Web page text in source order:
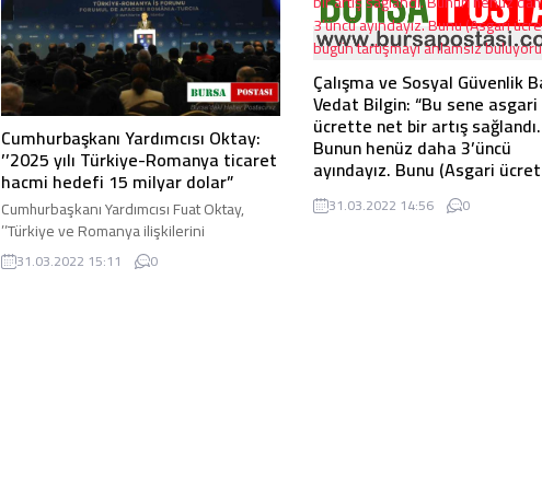
Cumhurbaşkanı Yardımcısı Oktay:
’’2025 yılı Türkiye-Romanya ticaret
hacmi hedefi 15 milyar dolar”
Cumhurbaşkanı Yardımcısı Fuat Oktay,
’’Türkiye ve Romanya ilişkilerini
potansiyeline uygun seviyelere çıkarmayı
hedefliyoruz. 2025 yılı ticaret ...
31.03.2022 15:11 0
Çalışma ve Sosyal Güvenlik
Vedat Bilgin: “Bu sene asgari
ücrette net bir artış sağlandı.
Bunun henüz daha 3’üncü
ayındayız. Bunu (Asgari
bugün tartışmayı anlamsız
buluyorum.”
31.03.2022 14:56 0